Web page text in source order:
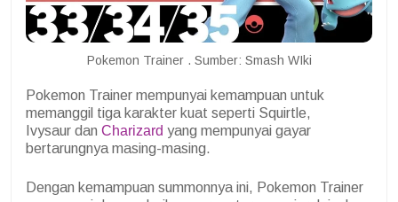
Pokemon Trainer . Sumber: Smash WIki
Pokemon Trainer mempunyai kemampuan untuk
memanggil tiga karakter kuat seperti Squirtle,
Ivysaur dan Charizard yang mempunyai gayar
bertarungnya masing-masing.
Dengan kemampuan summonnya ini, Pokemon Trainer